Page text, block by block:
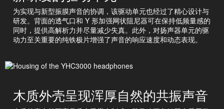
为实现与新型振膜声音的协调，该驱动单元也经过了精心设计与
研发。背面的透气口和 Y 形加强网状阻尼器可在保持低频量感的
同时，提供高解析力并尽量减少失真。此外，对扬声器单元的驱
动力至关重要的纯铁极片增强了声音的响应速度和动态表现。
木质外壳呈现浑厚自然的共振声音